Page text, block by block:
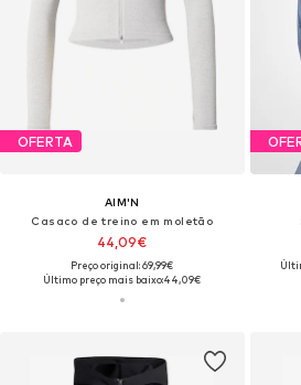
OFERTA
AIM'N
Casaco de treino em moletão
44,09€
Preço original: 69,99€
Último preço mais baixo:44,09€